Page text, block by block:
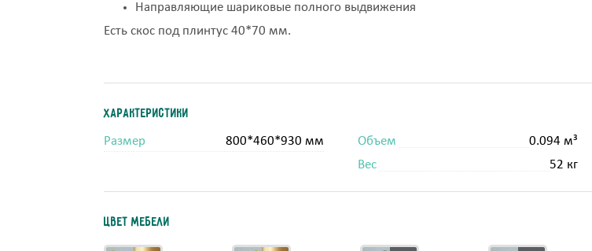
Направляющие шариковые полного выдвижения
Есть скос под плинтус 40*70 мм.
Характеристики
Размер 800*460*930 мм Объем
0.094 м³
Вес
52 кг
Цвет мебели